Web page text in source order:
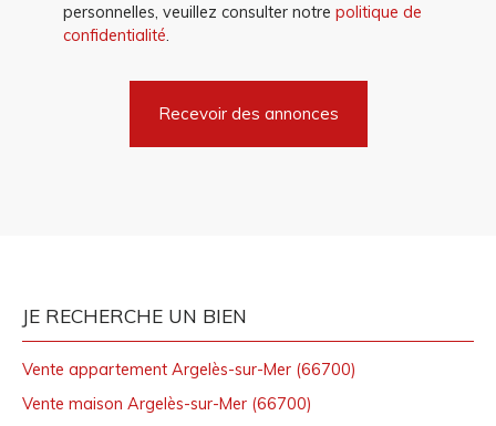
personnelles, veuillez consulter notre politique de
confidentialité.
Recevoir des annonces
JE RECHERCHE UN BIEN
Vente appartement Argelès-sur-Mer (66700)
Vente maison Argelès-sur-Mer (66700)